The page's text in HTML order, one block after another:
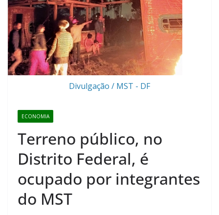
Divulgação / MST - DF
ECONOMIA
Terreno público, no
Distrito Federal, é
ocupado por integrantes
do MST